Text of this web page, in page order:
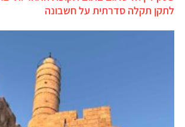
לתקן תקלה סדרתית על חשבונה